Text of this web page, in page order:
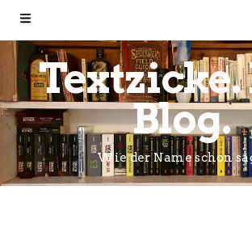
Textzicke.
Blog.
Wie der Name schon